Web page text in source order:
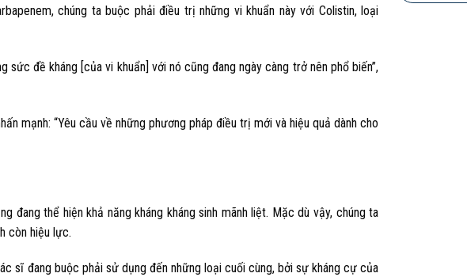
chúng ta buộc phải điều trị những vi khuẩn này với Colistin, loại
sức đề kháng [của vi khuẩn] với nó cũng đang ngày càng trở nên phổ biến”,
mạnh: “Yêu cầu về những phương pháp điều trị mới và hiệu quả dành cho
đang thể hiện khả năng kháng kháng sinh mãnh liệt. Mặc dù vậy, chúng ta
còn hiệu lực.
sĩ đang buộc phải sử dụng đến những loại cuối cùng, bởi sự kháng cự của